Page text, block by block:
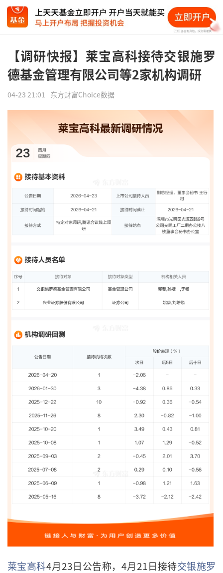
【调研快报】莱宝高科接待交银施罗
德基金管理有限公司等2家机构调研
04-23 21:01 东方财富Choice数据
莱宝高科4月23日公告称， 4月21日接待交银施罗